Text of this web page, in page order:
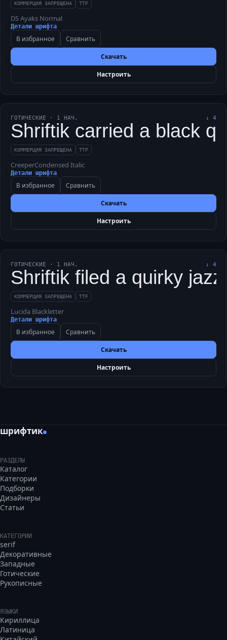
КОММЕРЦИЯ ЗАПРЕЩЕНА TTF
DS Ayaks Normal
Детали шрифта
В избранное Сравнить
Скачать
Настроить
ГОТИЧЕСКИЕ · 1 НАЧ. ↓ 4
Shriftik carried a black
КОММЕРЦИЯ ЗАПРЕЩЕНА TTF
CreeperCondensed Italic
Детали шрифта
В избранное Сравнить
Скачать
Настроить
ГОТИЧЕСКИЕ · 1 НАЧ. ↓ 4
Shriftik filed a quirky
КОММЕРЦИЯ ЗАПРЕЩЕНА TTF
Lucida Blackletter
Детали шрифта
В избранное Сравнить
Скачать
Настроить
шрифтик
РАЗДЕЛЫ
Каталог
Категории
Подборки
Дизайнеры
Статьи
КАТЕГОРИИ
serif
Декоративные
Западные
Готические
Рукописные
ЯЗЫКИ
Кириллица
Латиница